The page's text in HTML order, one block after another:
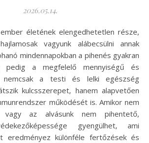
2026.05.14.
vagyunk alábecsülni annak
mindennapokban a pihenés gyakran
pedig a megfelelő mennyiségű és
nemcsak a testi és lelki egészség
kulcsszerepet, hanem alapvetően
működését is. Amikor nem
vagy az alvásunk nem pihentető,
gyengülhet, ami
eredményez különféle fertőzések és